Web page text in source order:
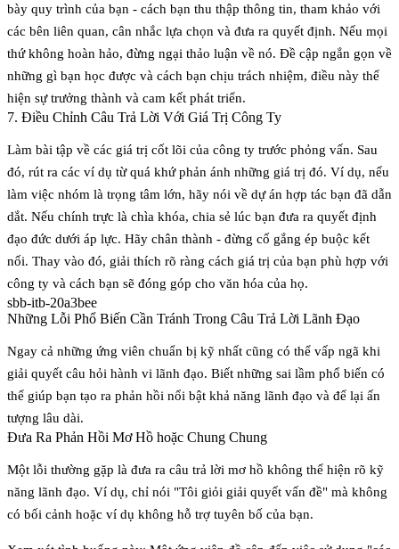
bày quy trình của bạn - cách bạn thu thập thông tin, tham khảo với
các bên liên quan, cân nhắc lựa chọn và đưa ra quyết định. Nếu mọi
thứ không hoàn hảo, đừng ngại thảo luận về nó. Đề cập ngắn gọn về
những gì bạn học được và cách bạn chịu trách nhiệm, điều này thể
hiện sự trưởng thành và cam kết phát triển.
7. Điều Chỉnh Câu Trả Lời Với Giá Trị Công Ty
Làm bài tập về các giá trị cốt lõi của công ty trước phỏng vấn. Sau
đó, rút ra các ví dụ từ quá khứ phản ánh những giá trị đó. Ví dụ, nếu
làm việc nhóm là trọng tâm lớn, hãy nói về dự án hợp tác bạn đã dẫn
dắt. Nếu chính trực là chìa khóa, chia sẻ lúc bạn đưa ra quyết định
đạo đức dưới áp lực. Hãy chân thành - đừng cố gắng ép buộc kết
nối. Thay vào đó, giải thích rõ ràng cách giá trị của bạn phù hợp với
công ty và cách bạn sẽ đóng góp cho văn hóa của họ.
sbb-itb-20a3bee
Những Lỗi Phổ Biến Cần Tránh Trong Câu Trả Lời Lãnh Đạo
Ngay cả những ứng viên chuẩn bị kỹ nhất cũng có thể vấp ngã khi
giải quyết câu hỏi hành vi lãnh đạo. Biết những sai lầm phổ biến có
thể giúp bạn tạo ra phản hồi nổi bật khả năng lãnh đạo và để lại ấn
tượng lâu dài.
Đưa Ra Phản Hồi Mơ Hồ hoặc Chung Chung
Một lỗi thường gặp là đưa ra câu trả lời mơ hồ không thể hiện rõ kỹ
năng lãnh đạo. Ví dụ, chỉ nói "Tôi giỏi giải quyết vấn đề" mà không
có bối cảnh hoặc ví dụ không hỗ trợ tuyên bố của bạn.